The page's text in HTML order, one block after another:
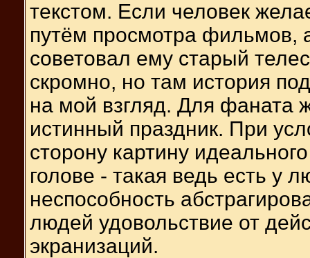
текстом. Если человек
путём просмотра фильмов,
советовал ему старый
скромно, но там история
на мой взгляд. Для фаната
истинный праздник. При
сторону картину
голове - такая ведь есть у
неспособность
людей удовольствие от
экранизаций.